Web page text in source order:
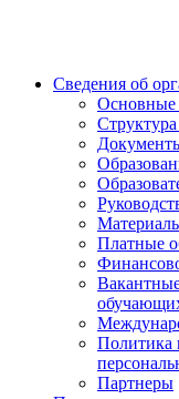
Сведения об
Основные
Платные
Политика
Партнеры